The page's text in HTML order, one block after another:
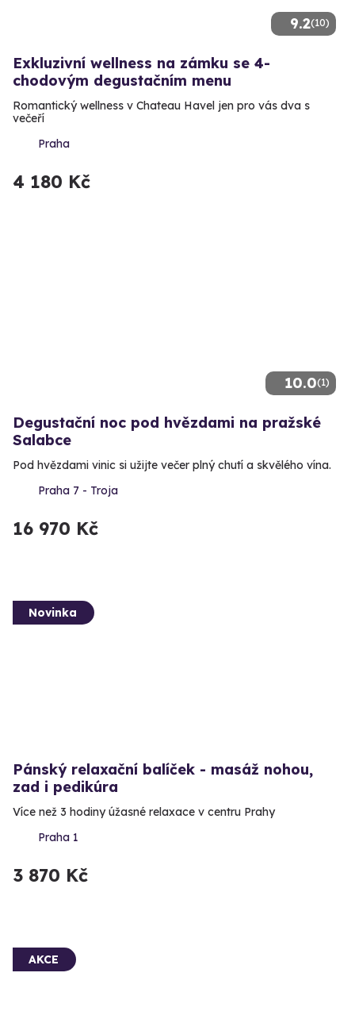
9.2(10)
Exkluzivní wellness na zámku se 4-
chodovým degustačním menu
Romantický wellness v Chateau Havel jen pro vás dva s
večeří
Praha
4 180 Kč
10.0(1)
Degustační noc pod hvězdami na pražské
Salabce
Pod hvězdami vinic si užijte večer plný chutí a skvělého vína.
Praha 7 - Troja
16 970 Kč
Novinka
Pánský relaxační balíček - masáž nohou,
zad i pedikúra
Více než 3 hodiny úžasné relaxace v centru Prahy
Praha 1
3 870 Kč
AKCE